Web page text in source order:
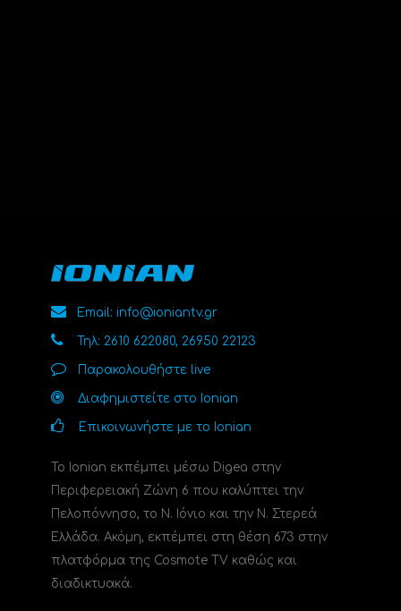
Email: info@ioniantv.gr
Τηλ: 2610 622080, 26950 22123
Παρακολουθήστε live
Διαφημιστείτε στο Ionian
Επικοινωνήστε με το Ionian
Το Ionian εκπέμπει μέσω Digea στην
Περιφερειακή Ζώνη 6 που καλύπτει την
Πελοπόννησο, το N. Ιόνιο και την Ν. Στερεά
Ελλάδα. Ακόμη, εκπέμπει στη θέση 673 στην
πλατφόρμα της Cosmote TV καθώς και
διαδικτυακά.